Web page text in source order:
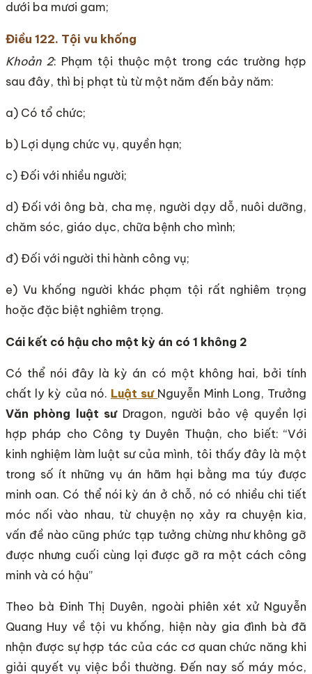
dưới ba mươi gam;
Điều 122. Tội vu khống
Khoản 2: Phạm tội thuộc một trong các trường hợp
sau đây, thì bị phạt tù từ một năm đến bảy năm:
a) Có tổ chức;
b) Lợi dụng chức vụ, quyền hạn;
c) Đối với nhiều người;
d) Đối với ông bà, cha mẹ, người dạy dỗ, nuôi dưỡng,
chăm sóc, giáo dục, chữa bệnh cho mình;
đ) Đối với người thi hành công vụ;
e) Vu khống người khác phạm tội rất nghiêm trọng
hoặc đặc biệt nghiêm trọng.
Cái kết có hậu cho một kỳ án có 1 không 2
Có thể nói đây là kỳ án có một không hai, bởi tính
chất ly kỳ của nó. Luật sư Nguyễn Minh Long, Trưởng
Văn phòng luật sưDragon, người bảo vệ quyền lợi
hợp pháp cho Công ty Duyên Thuận, cho biết: “Với
kinh nghiệm làm luật sư của mình, tôi thấy đây là một
trong số ít những vụ án hãm hại bằng ma túy được
minh oan. Có thể nói kỳ án ở chỗ, nó có nhiều chi tiết
móc nối vào nhau, từ chuyện nọ xảy ra chuyện kia,
vấn đề nào cũng phức tạp tưởng chừng như không gỡ
được nhưng cuối cùng lại được gỡ ra một cách công
minh và có hậu”
Theo bà Đinh Thị Duyên, ngoài phiên xét xử Nguyễn
Quang Huy về tội vu khống, hiện này gia đình bà đã
nhận được sự hợp tác của các cơ quan chức năng khi
giải quyết vụ việc bồi thường. Đến nay số máy móc,